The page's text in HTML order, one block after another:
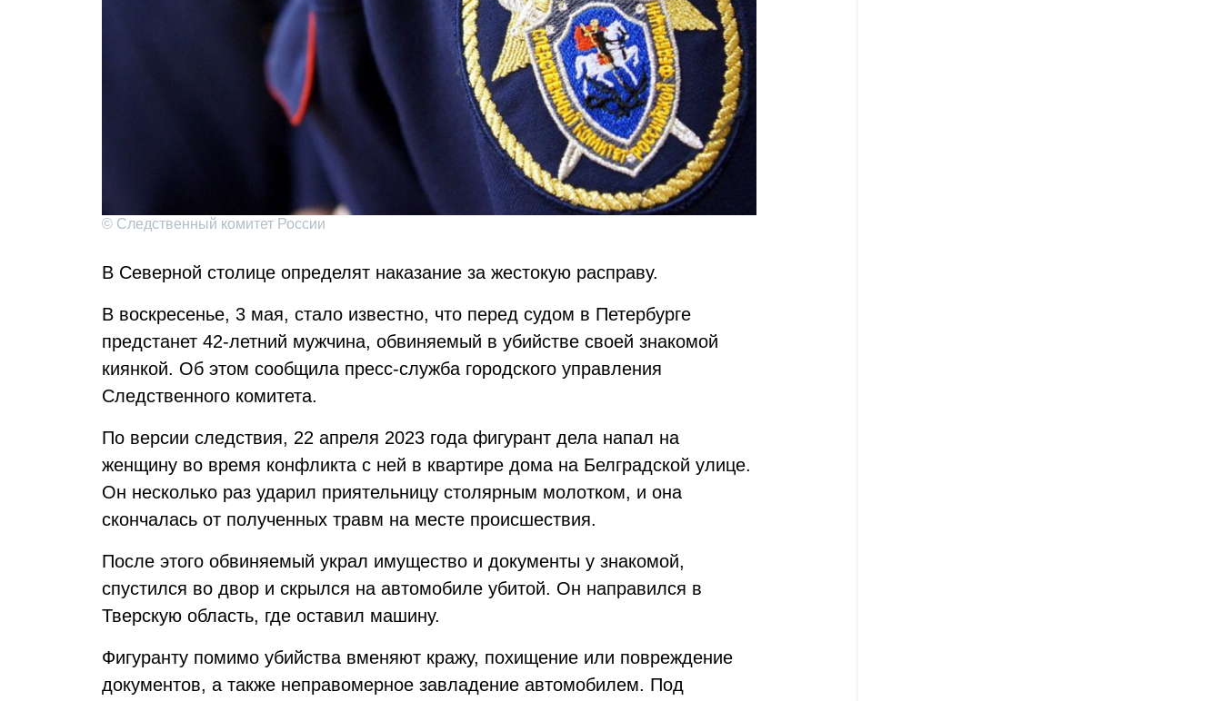
© Следственный комитет России
В Северной столице определят наказание за жестокую расправу.
В воскресенье, 3 мая, стало известно, что перед судом в Петербурге
предстанет 42-летний мужчина, обвиняемый в убийстве своей знакомой
киянкой. Об этом сообщила пресс-служба городского управления
Следственного комитета.
По версии следствия, 22 апреля 2023 года фигурант дела напал на
женщину во время конфликта с ней в квартире дома на Белградской улице.
Он несколько раз ударил приятельницу столярным молотком, и она
скончалась от полученных травм на месте происшествия.
После этого обвиняемый украл имущество и документы у знакомой,
спустился во двор и скрылся на автомобиле убитой. Он направился в
Тверскую область, где оставил машину.
Фигуранту помимо убийства вменяют кражу, похищение или повреждение
документов, а также неправомерное завладение автомобилем. Под